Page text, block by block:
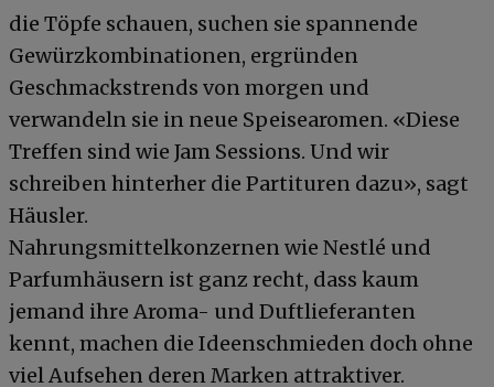
die Töpfe schauen, suchen sie spannende
Gewürzkombinationen, ergründen
Geschmackstrends von morgen und
verwandeln sie in neue Speisearomen. «Diese
Treffen sind wie Jam Sessions. Und wir
schreiben hinterher die Partituren dazu», sagt
Häusler.
Nahrungsmittelkonzernen wie Nestlé und
Parfumhäusern ist ganz recht, dass kaum
jemand ihre Aroma- und Duftlieferanten
kennt, machen die Ideenschmieden doch ohne
viel Aufsehen deren Marken attraktiver.